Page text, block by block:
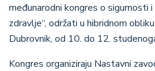
međunarodni kongres o sigurnosti
zdravlje“, održati u hibridnom
Dubrovnik, od 10. do 12.
Kongres organiziraju Nastavni